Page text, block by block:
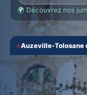
🌍 Découvrez nos
Auzeville-Tolosane
💬 LE SALON DE LA VILLE
Parlez avec
Tolosane
Chacun dans sa
‹